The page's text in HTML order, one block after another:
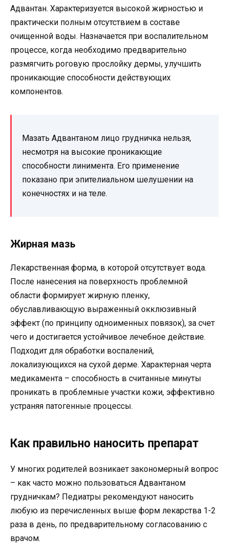
Адвантан. Характеризуется высокой жирностью и
практически полным отсутствием в составе
очищенной воды. Назначается при воспалительном
процессе, когда необходимо предварительно
размягчить роговую прослойку дермы, улучшить
проникающие способности действующих
компонентов.
Мазать Адвантаном лицо грудничка нельзя,
несмотря на высокие проникающие
способности линимента. Его применение
показано при эпителиальном шелушении на
конечностях и на теле.
Жирная мазь
Лекарственная форма, в которой отсутствует вода.
После нанесения на поверхность проблемной
области формирует жирную пленку,
обуславливающую выраженный окклюзивный
эффект (по принципу одноименных повязок), за счет
чего и достигается устойчивое лечебное действие.
Подходит для обработки воспалений,
локализующихся на сухой дерме. Характерная черта
медикамента – способность в считанные минуты
проникать в проблемные участки кожи, эффективно
устраняя патогенные процессы.
Как правильно наносить препарат
У многих родителей возникает закономерный вопрос
– как часто можно пользоваться Адвантаном
грудничкам? Педиатры рекомендуют наносить
любую из перечисленных выше форм лекарства 1-2
раза в день, по предварительному согласованию с
врачом.